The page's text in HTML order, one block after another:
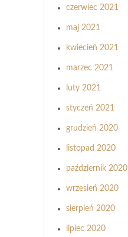
czerwiec 2021
maj 2021
kwiecień 2021
marzec 2021
luty 2021
styczeń 2021
grudzień 2020
listopad 2020
październik 2020
wrzesień 2020
sierpień 2020
lipiec 2020